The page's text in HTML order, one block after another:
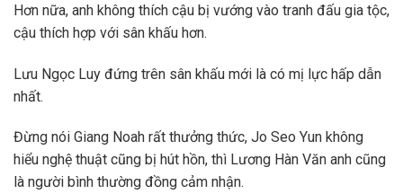
Hơn nữa, anh không thích cậu bị vướng vào tranh đấu gia tộc,
cậu thích hợp với sân khấu hơn.
Lưu Ngọc Luy đứng trên sân khấu mới là có mị lực hấp dẫn
nhất.
Đừng nói Giang Noah rất thưởng thức, Jo Seo Yun không
hiểu nghệ thuật cũng bị hút hồn, thì Lương Hàn Văn anh cũng
là người bình thường đồng cảm nhận.